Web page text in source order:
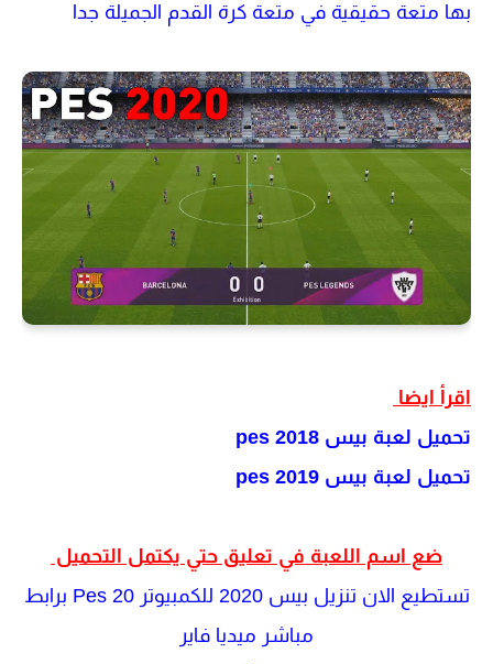
بها متعة حقيقية في متعة كرة القدم الجميلة جدا
اقرأ ايضا
تحميل لعبة بيس pes 2018
تحميل لعبة بيس pes 2019
ضع اسم اللعبة في تعليق حتي يكتمل التحميل
تستطيع الان تنزيل بيس 2020 للكمبيوتر Pes 20 برابط
مباشر ميديا فاير